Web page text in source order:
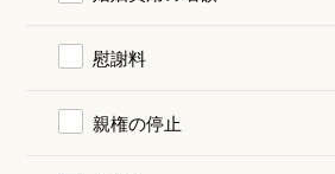
慰謝料
親権の停止